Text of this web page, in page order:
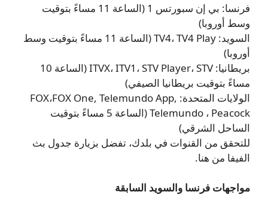
فرنسا: بي إن سبورتس 1 (الساعة 11 مساءً بتوقيت
وسط أوروبا)
السويد: TV4، TV4 Play (الساعة 11 مساءً بتوقيت وسط
أوروبا)
بريطانيا: ITVX، ITV1، STV Player، STV (الساعة 10
مساءً بتوقيت بريطانيا الصيفي)
الولايات المتحدة: FOX،FOX One, Telemundo App,
Telemundo ، Peacock (الساعة 5 مساءً بتوقيت
الساحل الشرقي)
للتحقق من القنوات في بلدك، تفضل بزيارة جدول بث
الفيفا من هنا.
مواجهات فرنسا والسويد السابقة